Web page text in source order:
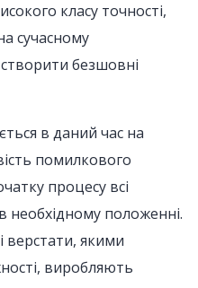
класу точності,
сучасному
безшовні
в даний час на
помилкового
процесу всі
необхідному положенні.
верстати, якими
виробляють